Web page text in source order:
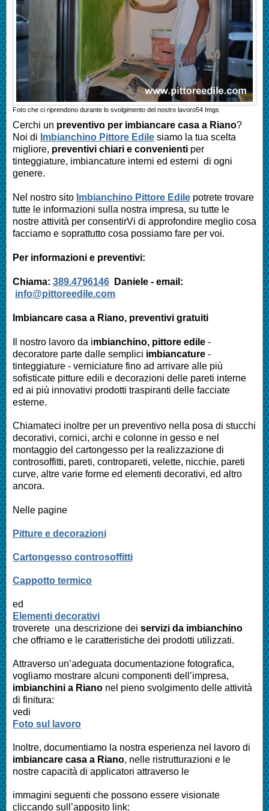
Foto che ci riprendono durante lo svolgimento del nostro lavoro54 Imgs
Cerchi un preventivo per imbiancare casa a Riano?
Noi di Imbianchino Pittore Edile siamo la tua scelta
migliore, preventivi chiari e convenienti per
tinteggiature, imbiancature interni ed esterni di ogni
genere.
Nel nostro sito Imbianchino Pittore Edile potrete trovare
tutte le informazioni sulla nostra impresa, su tutte le
nostre attività per consentirVi di approfondire meglio cosa
facciamo e soprattutto cosa possiamo fare per voi.
Per informazioni e preventivi:
Chiama: 389.4796146 Daniele - email:
info@pittoreedile.com
Imbiancare casa a Riano, preventivi gratuiti
Il nostro lavoro da imbianchino, pittore edile -
decoratore parte dalle semplici imbiancature -
tinteggiature - verniciature fino ad arrivare alle più
sofisticate pitture edili e decorazioni delle pareti interne
ed ai più innovativi prodotti traspiranti delle facciate
esterne.
Chiamateci inoltre per un preventivo nella posa di stucchi
decorativi, cornici, archi e colonne in gesso e nel
montaggio del cartongesso per la realizzazione di
controsoffitti, pareti, contropareti, velette, nicchie, pareti
curve, altre varie forme ed elementi decorativi, ed altro
ancora.
Nelle pagine
Pitture e decorazioni
Cartongesso controsoffitti
Cappotto termico
ed
Elementi decorativi
troverete una descrizione dei servizi da imbianchino
che offriamo e le caratteristiche dei prodotti utilizzati.
Attraverso un’adeguata documentazione fotografica,
vogliamo mostrare alcuni componenti dell’impresa,
imbianchini a Riano nel pieno svolgimento delle attività
di finitura:
vedi
Foto sul lavoro
Inoltre, documentiamo la nostra esperienza nel lavoro di
imbiancare casa a Riano, nelle ristrutturazioni e le
nostre capacità di applicatori attraverso le
immagini seguenti che possono essere visionate
cliccando sull’apposito link: